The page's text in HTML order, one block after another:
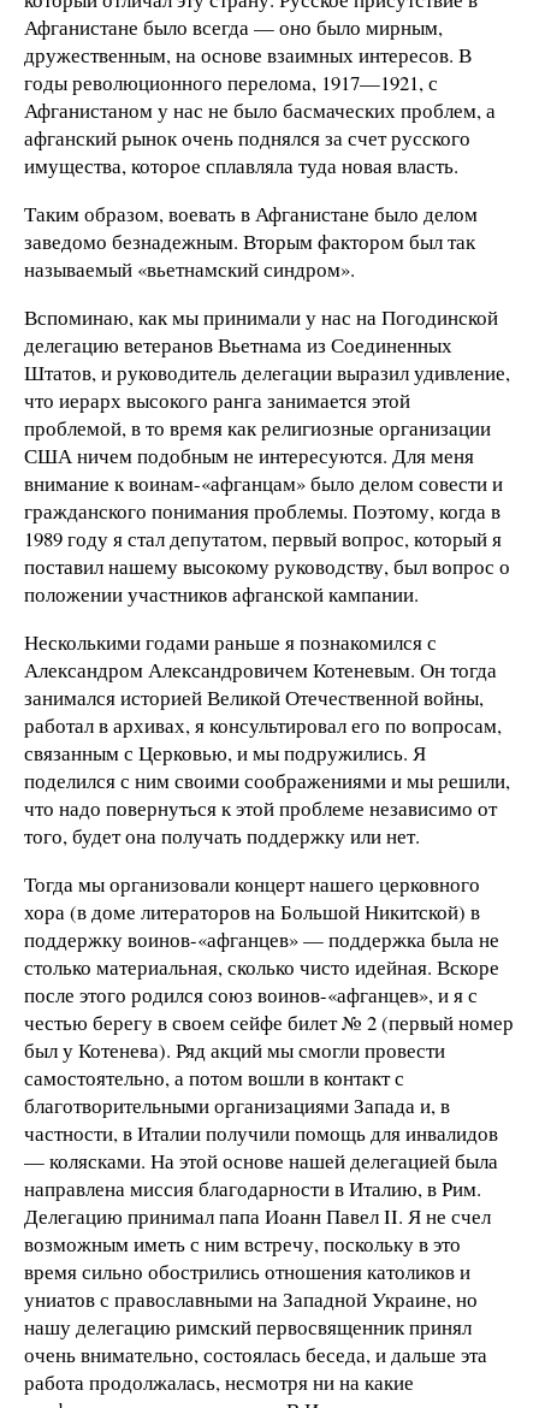
Афганистане было всегда — оно было мирным,
дружественным, на основе взаимных интересов. В
годы революционного перелома, 1917—1921, с
Афганистаном у нас не было басмаческих проблем, а
афганский рынок очень поднялся за счет русского
имущества, которое сплавляла туда новая власть.
Таким образом, воевать в Афганистане было делом
заведомо безнадежным. Вторым фактором был так
называемый «вьетнамский синдром».
Вспоминаю, как мы принимали у нас на Погодинской
делегацию ветеранов Вьетнама из Соединенных
Штатов, и руководитель делегации выразил удивление,
что иерарх высокого ранга занимается этой
проблемой, в то время как религиозные организации
США ничем подобным не интересуются. Для меня
внимание к воинам-«афганцам» было делом совести и
гражданского понимания проблемы. Поэтому, когда в
1989 году я стал депутатом, первый вопрос, который я
поставил нашему высокому руководству, был вопрос о
положении участников афганской кампании.
Несколькими годами раньше я познакомился с
Александром Александровичем Котеневым. Он тогда
занимался историей Великой Отечественной войны,
работал в архивах, я консультировал его по вопросам,
связанным с Церковью, и мы подружились. Я
поделился с ним своими соображениями и мы решили,
что надо повернуться к этой проблеме независимо от
того, будет она получать поддержку или нет.
Тогда мы организовали концерт нашего церковного
хора (в доме литераторов на Большой Никитской) в
поддержку воинов-«афганцев» — поддержка была не
столько материальная, сколько чисто идейная. Вскоре
после этого родился союз воинов-«афганцев», и я с
честью берегу в своем сейфе билет № 2 (первый номер
был у Котенева). Ряд акций мы смогли провести
самостоятельно, а потом вошли в контакт с
благотворительными организациями Запада и, в
частности, в Италии получили помощь для инвалидов
— колясками. На этой основе нашей делегацией была
направлена миссия благодарности в Италию, в Рим.
Делегацию принимал папа Иоанн Павел II. Я не счел
возможным иметь с ним встречу, поскольку в это
время сильно обострились отношения католиков и
униатов с православными на Западной Украине, но
нашу делегацию римский первосвященник принял
очень внимательно, состоялась беседа, и дальше эта
работа продолжалась, несмотря ни на какие